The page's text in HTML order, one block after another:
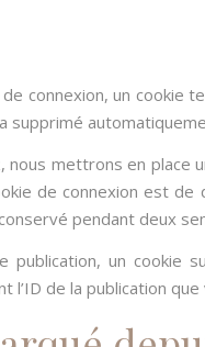
connexion, un
supprimé
nous mettrons en
de connexion est
pendant deux
publication, un cookie
l’ID de la publication